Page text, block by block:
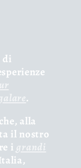
di
.
alla
il nostro
i grandi